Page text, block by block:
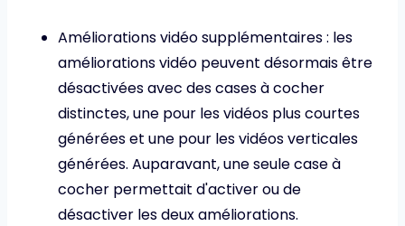
Améliorations vidéo supplémentaires : les
améliorations vidéo peuvent désormais être
désactivées avec des cases à cocher
distinctes, une pour les vidéos plus courtes
générées et une pour les vidéos verticales
générées. Auparavant, une seule case à
cocher permettait d'activer ou de
désactiver les deux améliorations.